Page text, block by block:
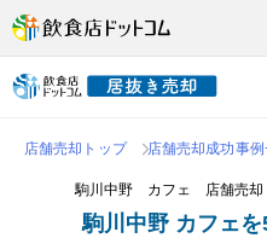
店舗売却トップ 店舗売却成功事
駒川中野 カフェ 店舗売却
駒川中野 カフェを